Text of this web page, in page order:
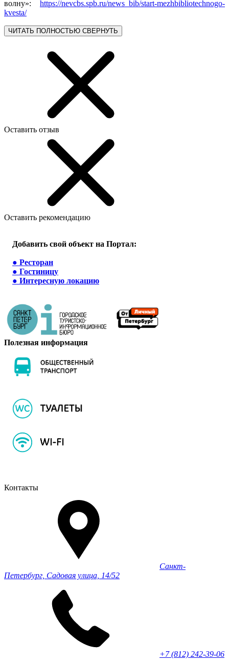
волну»: https://nevcbs.spb.ru/news_bib/start-mezhbibliotechnogo-
kvesta/
ЧИТАТЬ ПОЛНОСТЬЮ СВЕРНУТЬ
Оставить отзыв
Оставить рекомендацию
Добавить свой объект на Портал:
● Ресторан
● Гостиницу
● Интересную локацию
Полезная информация
Контакты
Санкт-
Петербург, Садовая улица, 14/52
+7 (812) 242-39-06